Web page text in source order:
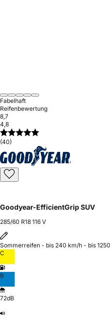
Fabelhaft
Reifenbewertung
8,7
4,8
(40)
Goodyear-EfficientGrip SUV
285/60 R18 116 V
Sommerreifen - bis 240 km/h - bis
C
B
72dB